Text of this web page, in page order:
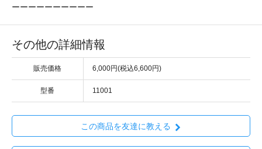
ーーーーーーーーーー
その他の詳細情報
販売価格 6,000円(税込6,600円)
型番 11001
この商品を友達に教える